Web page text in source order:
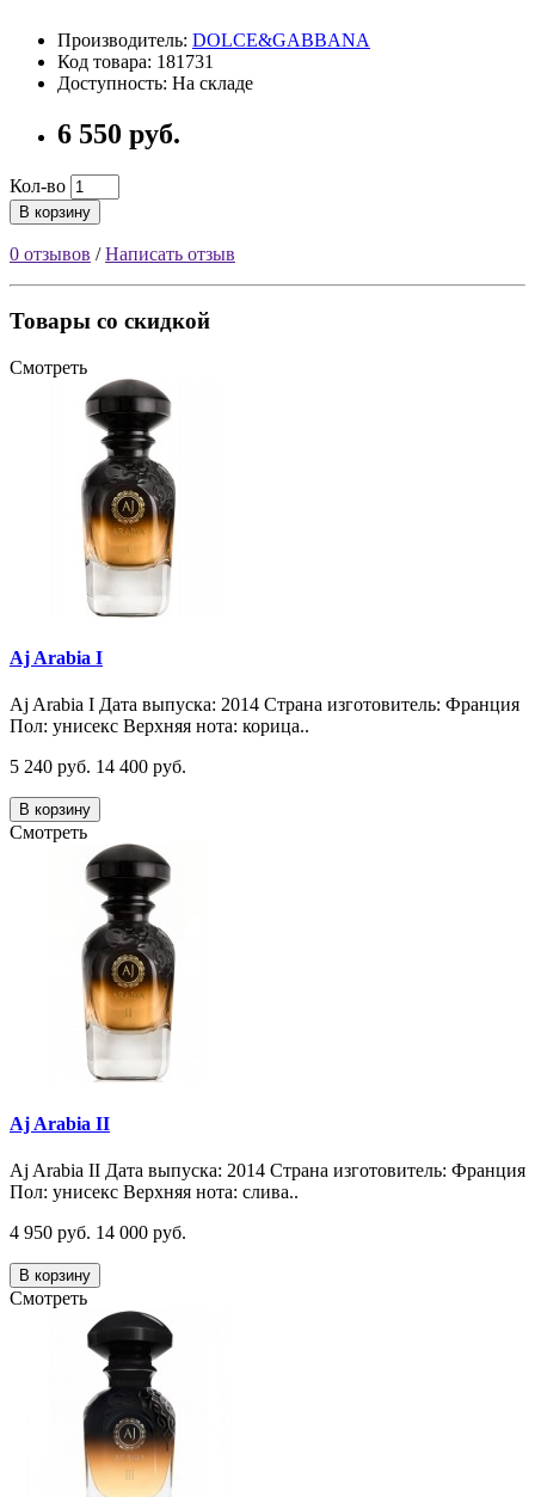
Производитель: DOLCE&GABBANA
Код товара: 181731
Доступность: На складе
6 550 руб.
Кол-во
В корзину
0 отзывов /Написать отзыв
Товары со скидкой
Смотреть
Aj Arabia I
Aj Arabia I Дата выпуска: 2014 Страна изготовитель: Франция
Пол: унисекс Верхняя нота: корица..
5 240 руб. 14 400 руб.
В корзину
Смотреть
Aj Arabia II
Aj Arabia II Дата выпуска: 2014 Страна изготовитель: Франция
Пол: унисекс Верхняя нота: слива..
4 950 руб. 14 000 руб.
В корзину
Смотреть